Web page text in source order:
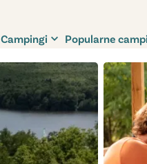
Campingi Popularne